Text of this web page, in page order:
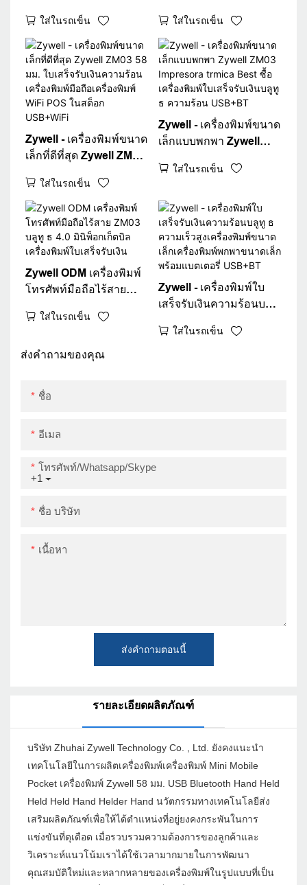
พา POS เครื่องพิมพ์
ZM03 Bluetooth
Impresora Pocket
Ticket Printer
เครื่องพิมพ์มือถือ
ใส่ในรถเข็น
Zywell POS System
ZM03 2 นิ้วพกพาบิล
เครื่องพิมพ์เครื่องพิมพ์มือ
ถือเครื่องพิมพ์ใบเสร็จรับ
เงิน
ใส่ในรถเข็น
Zywell - เครื่องพิมพ์ขนาด
เล็กที่ดีที่สุด Zywell ZM03
ความร้อนเครื่องพิมพ์มือ
ถือเครื่องพิมพ์ WiFi POS
ในสต็อก USB+WiFi
ใส่ในรถเข็น
Zywell - เครื่องพิมพ์ขนาด
เล็กแบบพกพา Zywell
Best ซื้อเครื่องพิมพ์ใบ
ร้อน USB+BT
ใส่ในรถเข็น
Zywell ODM เครื่องพิมพ์
โทรศัพท์มือถือไร้สาย
เก็ตบิลเครื่องพิมพ์ใบเสร็จ
ใส่ในรถเข็น
Zywell - เครื่องพิมพ์ใบ
เสร็จรับเงินความร้อนบลูทู
ขนาดเล็กเครื่องพิมพ์พก
ใส่ในรถเข็น
ส่งคำถามของคุณ
ชื่อ
อีเมล
+1
โทรศัพท์/whatsapp/skype
ชื่อ บริษัท
เนื้อหา
ส่งคำถามตอนนี้
รายละเอียดผลิตภัณฑ์
บริษัท Zhuhai Zywell Technology Co. , Ltd. ยังคงแนะนำ
เทคโนโลยีในการผลิตเครื่องพิมพ์เครื่องพิมพ์ Mini Mobile
Pocket เครื่องพิมพ์ Zywell 58 มม. USB Bluetooth Hand Held
Held Held Hand Helder Hand นวัตกรรมทางเทคโนโลยีส่ง
เสริมผลิตภัณฑ์เพื่อให้ได้ตำแหน่งที่อยู่ยงคงกระพันในการ
แข่งขันที่ดุเดือด เมื่อรวบรวมความต้องการของลูกค้าและ
วิเคราะห์แนวโน้มเราได้ใช้เวลามากมายในการพัฒนา
คุณสมบัติใหม่และหลากหลายของเครื่องพิมพ์ในรูปแบบที่เป็น